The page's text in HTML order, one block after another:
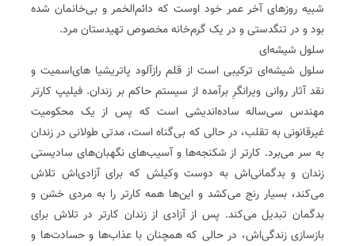
شبیه روزهای آخر عمر خود اوست که دائم‌الخمر و بی‌خانمان شده
بود و در تنگدستی و در یک گرم‌خانه مخصوص تهیدستان‌ مرد.
سلول شیشه‌ای
سلول شیشه‌ای ترکیبی است از قلم رازآلود پاتریشیا ‌های‌اسمیت و
نقد آثار روانی ویرانگرِ برآمده از سیستم حاکم بر زندان. فیلیپ کارتر
مهندس سی‌ساله ساده‌اندیشی است که پس از یک محکومیت
غیرقانونی به تقلب، در حالی ‌که بی‌گناه است، مدتی طولانی در زندان
به سر می‌برد. کارتر از شکنجه‌ها و آسیب‌های نگهبان‌های سادیستی
زندان و بدگمانی‌اش به دوست وکیلش‌ که برای آزادی‌اش تلاش
می‌کند، بسیار رنج می‌کشد و این‌ها همه کارتر را به مردی خشن و
بدگمان تبدیل می‌کند. پس از آزادی از زندان کارتر در تلاش برای
بازسازی زندگی‌اش، در حالی ‌که همچنان با عذاب‌ها و حسادت‌ها و